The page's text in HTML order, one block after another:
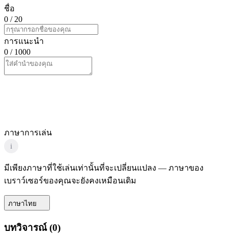
ชื่อ
0 / 20
การแนะนำ
0 / 1000
ภาษาการเล่น
i
มีเพียงภาษาที่ใช้เล่นเท่านั้นที่จะเปลี่ยนแปลง — ภาษาของ
เบราว์เซอร์ของคุณจะยังคงเหมือนเดิม
ภาษาไทย
บทวิจารณ์(0)